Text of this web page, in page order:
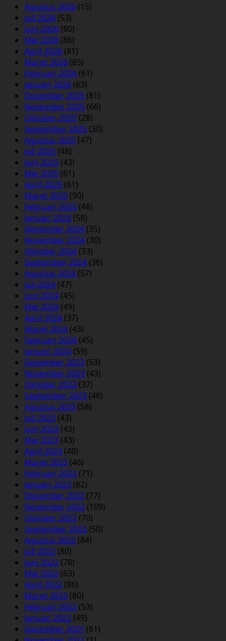
Agustus 2026 (15)
Juli 2026 (53)
Juni 2026 (80)
Mei 2026 (86)
April 2026 (81)
Maret 2026 (85)
Februari 2026 (61)
Januari 2026 (63)
Desember 2025 (81)
November 2025 (66)
Oktober 2025 (28)
September 2025 (30)
Agustus 2025 (47)
Juli 2025 (48)
Juni 2025 (43)
Mei 2025 (61)
April 2025 (61)
Maret 2025 (90)
Februari 2025 (48)
Januari 2025 (58)
Desember 2024 (35)
November 2024 (30)
Oktober 2024 (33)
September 2024 (36)
Agustus 2024 (57)
Juli 2024 (47)
Juni 2024 (45)
Mei 2024 (49)
April 2024 (37)
Maret 2024 (43)
Februari 2024 (45)
Januari 2024 (59)
Desember 2023 (53)
November 2023 (43)
Oktober 2023 (37)
September 2023 (46)
Agustus 2023 (58)
Juli 2023 (43)
Juni 2023 (43)
Mei 2023 (43)
April 2023 (48)
Maret 2023 (46)
Februari 2023 (71)
Januari 2023 (62)
Desember 2022 (77)
November 2022 (109)
Oktober 2022 (70)
September 2022 (50)
Agustus 2022 (84)
Juli 2022 (80)
Juni 2022 (78)
Mei 2022 (63)
April 2022 (86)
Maret 2022 (80)
Februari 2022 (53)
Januari 2022 (49)
Desember 2021 (61)